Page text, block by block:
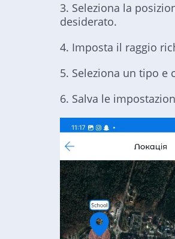
3. Seleziona la
desiderato.
4. Imposta il raggio
5. Seleziona un tipo e
6. Salva le